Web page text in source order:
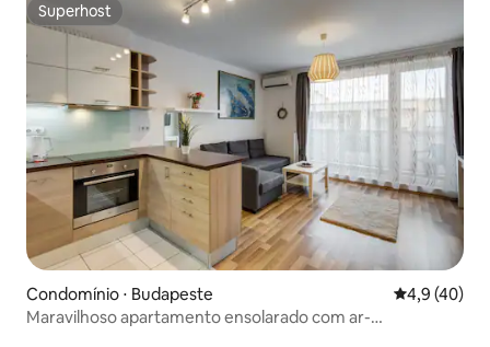
Superhost
Superhost
Condomínio ⋅ Budapeste 4,9 de uma
4,9 (40)
Maravilhoso apartamento ensolarado com ar-